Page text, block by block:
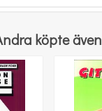
köpte även